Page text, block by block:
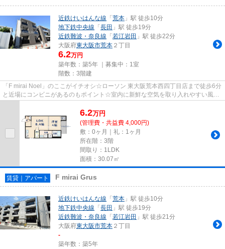
近鉄けいはんな線 「荒本 」駅 徒歩10分
地下鉄中央線 「長田 」駅 徒歩19分
近鉄難波・奈良線 「若江岩田 」駅 徒歩22分
大阪府東大阪市荒本 ２丁目
6.2万円
築年数：築5年 ｜募集中： 1室
階数：3階建
「F mirai Noel」のここがイチオシ☆ローソン 東大阪荒本西四丁目店まで徒歩6分
と近場にコンビニがあるのもポイント☆室内に新鮮な空気を取り入れやすい風通
しが良好な物件です☆こちらの...
6.2万円
(管理費・共益費 4,000円)
敷：0ヶ月｜礼：1ヶ月
所在階：3階
間取り：1LDK
面積：30.07㎡
賃貸｜アパート F mirai Grus
近鉄けいはんな線 「荒本 」駅 徒歩10分
地下鉄中央線 「長田 」駅 徒歩19分
近鉄難波・奈良線 「若江岩田 」駅 徒歩21分
大阪府東大阪市荒本 ２丁目
-
築年数：築5年